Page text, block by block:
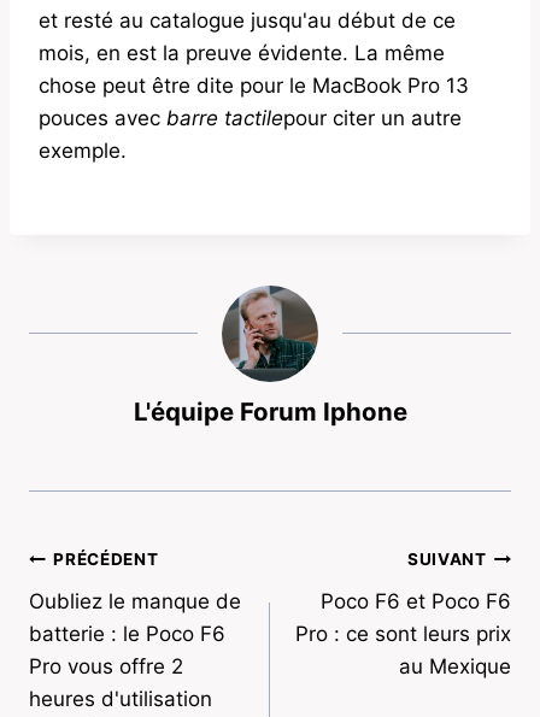
et resté au catalogue jusqu'au début de ce
mois, en est la preuve évidente. La même
chose peut être dite pour le MacBook Pro 13
pouces avec barre tactilepour citer un autre
exemple.
L'équipe Forum Iphone
Navigation
de
l’article
PRÉCÉDENT
Oubliez le manque de
batterie : le Poco F6
Pro vous offre 2
heures d'utilisation
SUIVANT
Poco F6 et Poco F6
Pro : ce sont leurs prix
au Mexique